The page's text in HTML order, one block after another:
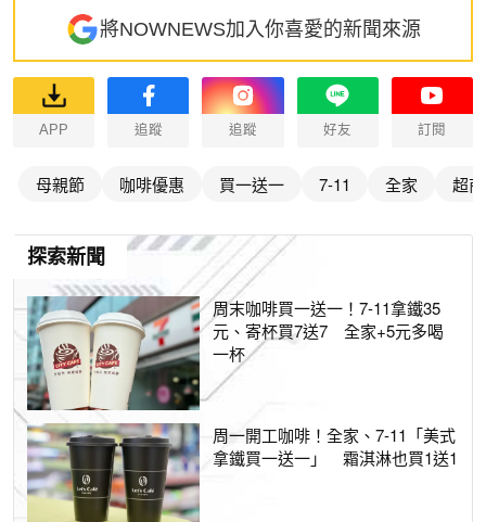
將NOWNEWS加入你喜愛的新聞來源
APP 追蹤 追蹤 好友 訂閱
母親節 咖啡優惠 買一送一 7-11 全家 超
探索新聞
周末咖啡買一送一！7-11拿鐵35
元、寄杯買7送7 全家+5元多喝
一杯
周一開工咖啡！全家、7-11「美式
拿鐵買一送一」 霜淇淋也買1送1